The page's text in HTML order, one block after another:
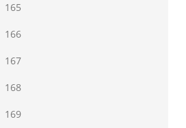
165
166
167
168
169